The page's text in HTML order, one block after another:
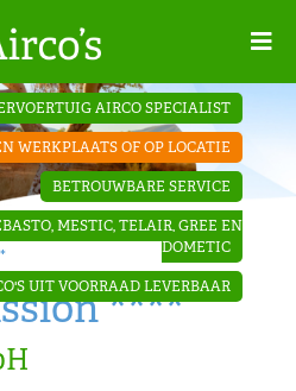
AIRCO SPECIALIST
WERKPLAATS OF OP LOCATIE
BETROUWBARE SERVICE
MESTIC, TELAIR, GREE EN
DOMETIC
UIT VOORRAAD LEVERBAAR
****